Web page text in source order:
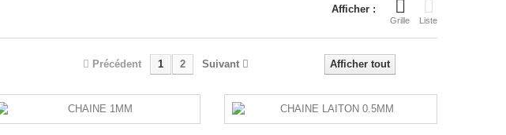
Afficher :
Grille Liste
Afficher tout
Précédent 1 2 Suivant